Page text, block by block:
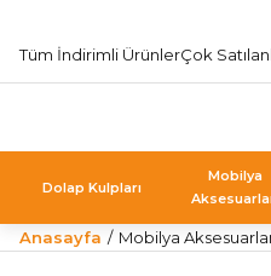
Tüm İndirimli ÜrünlerÇok
Dolap Kulpları
Mobilya
Anasayfa Mobilya